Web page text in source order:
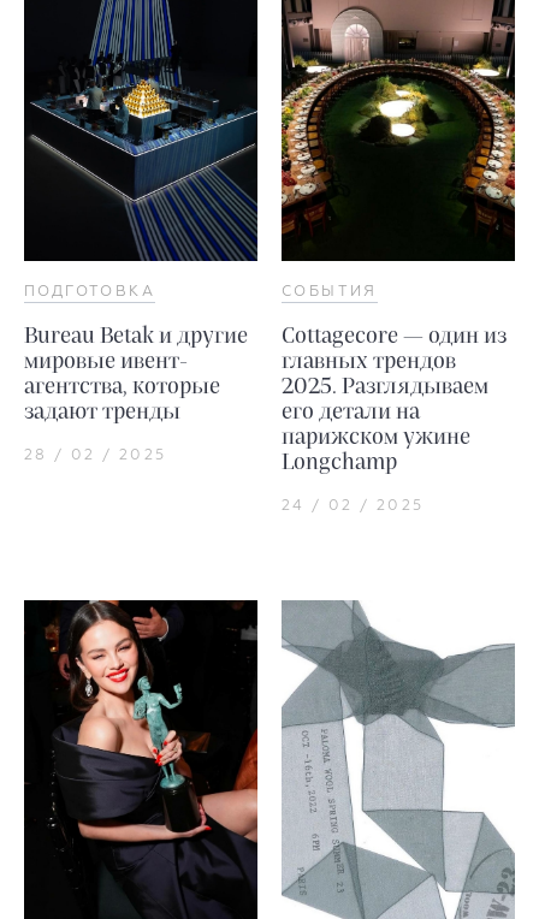
ПОДГОТОВКА
Bureau Betak и другие
мировые ивент-
агентства, которые
задают тренды
28 / 02 / 2025
СОБЫТИЯ
Cottagecore — один из
главных трендов
2025. Разглядываем
его детали на
парижском ужине
Longchamp
24 / 02 / 2025